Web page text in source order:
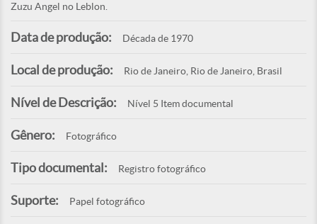
Zuzu Angel no Leblon.
Data de produção: Década de 1970
Local de produção: Rio de Janeiro, Rio de Janeiro, Brasil
Nível de Descrição: Nível 5 Item documental
Gênero: Fotográfico
Tipo documental: Registro fotográfico
Suporte: Papel fotográfico